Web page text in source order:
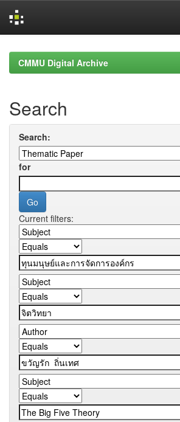
navigationCMMU Digital Archive
Search
Search:
for
Current filters: